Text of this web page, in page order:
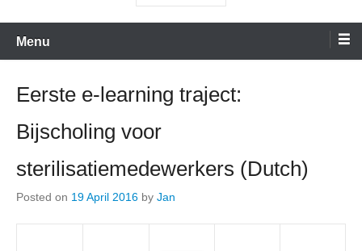
Menu
Eerste e-learning traject:
Bijscholing voor
sterilisatiemedewerkers (Dutch)
Posted on 19 April 2016 by Jan